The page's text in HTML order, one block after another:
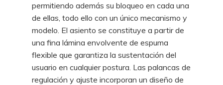
permitiendo además su bloqueo en cada una
de ellas, todo ello con un único mecanismo y
modelo. El asiento se constituye a partir de
una fina lámina envolvente de espuma
flexible que garantiza la sustentación del
usuario en cualquier postura. Las palancas de
regulación y ajuste incorporan un diseño de